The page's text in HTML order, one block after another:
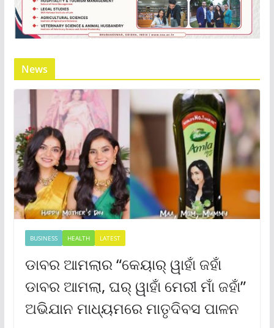
News
BUSINESS HEALTH LATEST
ଡାବର ଆମଲାର “କେୟାର୍ ୱାହାଁ ଜହାଁ
ଡାବର ଆମଲା, ଘର୍ ୱାହାଁ ମେରୀ ମାଁ ଜହାଁ”
ଅଭିଯାନ ମାଧ୍ୟମରେ ମାତୃଦିବସ ପାଳନ